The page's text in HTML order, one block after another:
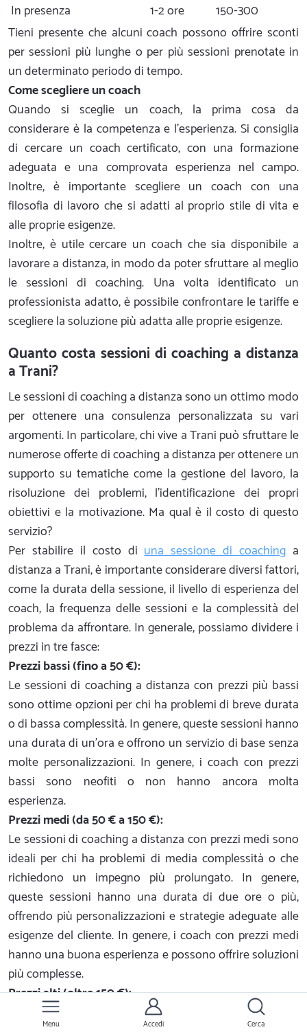
In presenza
1-2 ore
150-300
Tieni presente che alcuni coach possono offrire sconti
per sessioni più lunghe o per più sessioni prenotate in
un determinato periodo di tempo.
Come scegliere un coach
Quando si sceglie un coach, la prima cosa da
considerare è la competenza e l’esperienza. Si consiglia
di cercare un coach certificato, con una formazione
adeguata e una comprovata esperienza nel campo.
Inoltre, è importante scegliere un coach con una
filosofia di lavoro che si adatti al proprio stile di vita e
alle proprie esigenze.
Inoltre, è utile cercare un coach che sia disponibile a
lavorare a distanza, in modo da poter sfruttare al meglio
le sessioni di coaching. Una volta identificato un
professionista adatto, è possibile confrontare le tariffe e
scegliere la soluzione più adatta alle proprie esigenze.
Quanto costa sessioni di coaching a distanza
a Trani?
Le sessioni di coaching a distanza sono un ottimo modo
per ottenere una consulenza personalizzata su vari
argomenti. In particolare, chi vive a Trani può sfruttare le
numerose offerte di coaching a distanza per ottenere un
supporto su tematiche come la gestione del lavoro, la
risoluzione dei problemi, l'identificazione dei propri
obiettivi e la motivazione. Ma qual è il costo di questo
servizio?
Per stabilire il costo diuna sessione di coaching a
distanza a Trani, è importante considerare diversi fattori,
come la durata della sessione, il livello di esperienza del
coach, la frequenza delle sessioni e la complessità del
problema da affrontare. In generale, possiamo dividere i
prezzi in tre fasce:
Prezzi bassi (fino a 50 €):
Le sessioni di coaching a distanza con prezzi più bassi
sono ottime opzioni per chi ha problemi di breve durata
o di bassa complessità. In genere, queste sessioni hanno
una durata di un'ora e offrono un servizio di base senza
molte personalizzazioni. In genere, i coach con prezzi
bassi sono neofiti o non hanno ancora molta
esperienza.
Prezzi medi (da 50 € a 150 €):
Le sessioni di coaching a distanza con prezzi medi sono
ideali per chi ha problemi di media complessità o che
richiedono un impegno più prolungato. In genere,
queste sessioni hanno una durata di due ore o più,
offrendo più personalizzazioni e strategie adeguate alle
esigenze del cliente. In genere, i coach con prezzi medi
hanno una buona esperienza e possono offrire soluzioni
più complesse.
Prezzi alti (oltre 150 €):
Le sessioni di coaching a distanza con prezzi più alti
Menu Accedi Cerca